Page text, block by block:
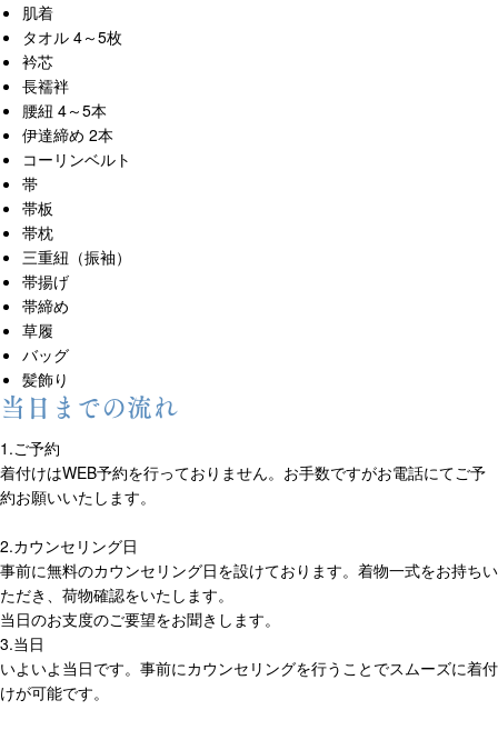
肌着
タオル 4～5枚
衿芯
長襦袢
腰紐 4～5本
伊達締め 2本
コーリンベルト
帯
帯板
帯枕
三重紐（振袖）
帯揚げ
帯締め
草履
バッグ
髪飾り
当日までの流れ
1.ご予約
着付けはWEB予約を行っておりません。お手数ですがお電話にてご予
約お願いいたします。
2.カウンセリング日
事前に無料のカウンセリング日を設けております。着物一式をお持ちい
ただき、荷物確認をいたします。
当日のお支度のご要望をお聞きします。
3.当日
いよいよ当日です。事前にカウンセリングを行うことでスムーズに着付
けが可能です。